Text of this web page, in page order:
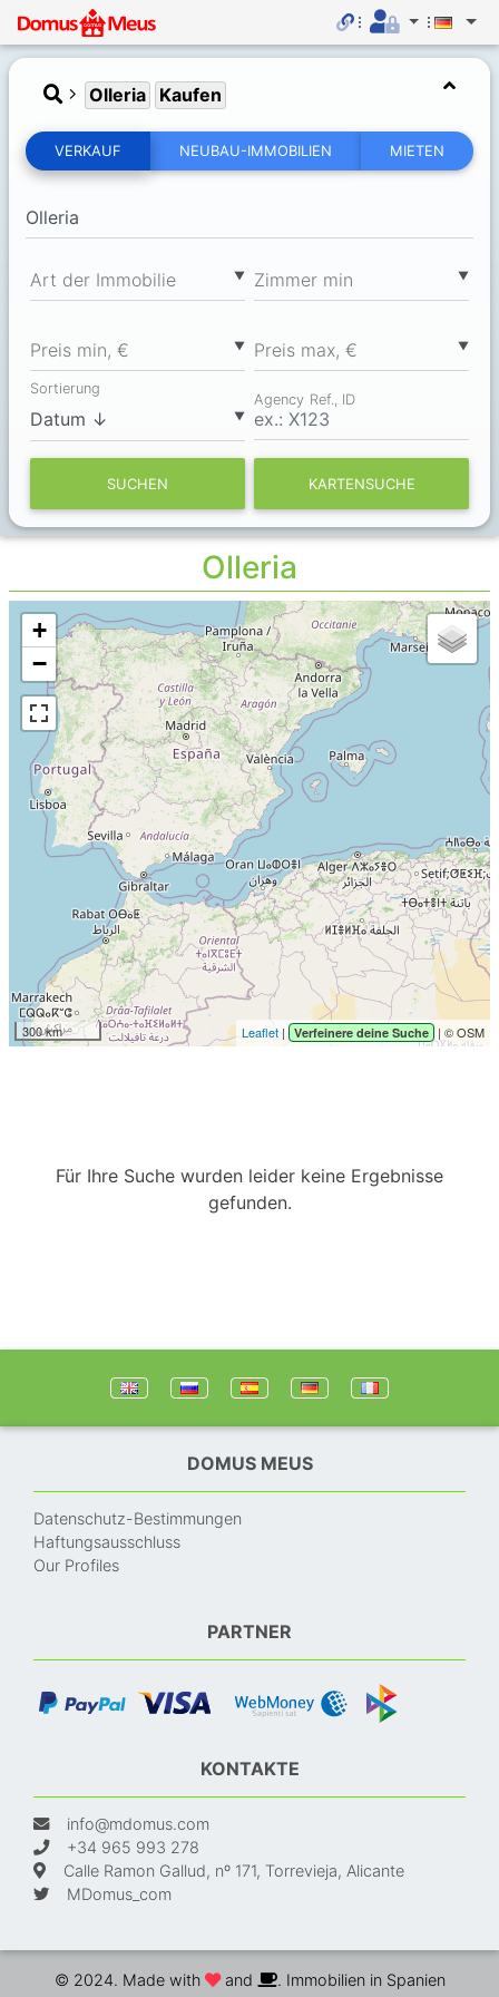
Olleria Kaufen
VERKAUF NEUBAU-IMMOBILIEN MIETEN
▼
Art der Immobilie ▼
Zimmer min
▼
Preis min, € ▼
Preis max, €
▼
Sortierung
Agency Ref., ID
SUCHEN KARTENSUCHE
Olleria
+
−
300 km Leaflet | Verfeinere deine Suche | © OSM
Für Ihre Suche wurden leider keine Ergebnisse
gefunden.
DOMUS MEUS
Datenschutz-Bestimmungen
Haftungsausschluss
Our Profiles
PARTNER
KONTAKTE
info@mdomus.com
+34 965 993 278
Calle Ramon Gallud, nº 171, Torrevieja, Alicante
MDomus_com
© 2024. Made with and . Immobilien in Spanien